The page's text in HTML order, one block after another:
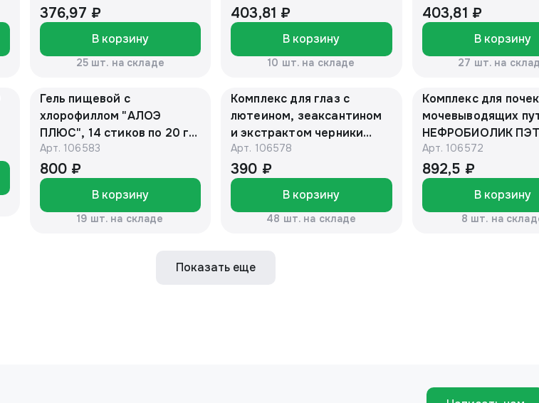
376,97 ₽
В корзину
25 шт. на складе
403,81 ₽
В корзину
10 шт. на складе
403,81 ₽
В корзину
27 шт. на
Гель пищевой с
хлорофиллом "АЛОЭ
ПЛЮС", 14 стиков по 20 г
(Детокс для похудения и
очищения) "Алтайский
нектар" БАД
Арт. 106583
800 ₽
В корзину
19 шт. на складе
Комплекс для глаз с
лютеином, зеаксантином
и экстрактом черники
ВИТАМИР таб. №3 Vision
Forte БАД Квадрат-С
Арт. 106578
390 ₽
В корзину
48 шт. на складе
Комплекс для
мочевыводящих
НЕФРОБИОЛИК ПЭТ банка,
капс. 0,5 г №120
"Алтайский
Арт. 106572
892,5 ₽
В корзину
8 шт. на
Показать еще